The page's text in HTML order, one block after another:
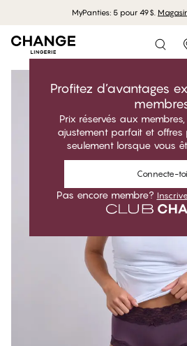
MyPanties: 5 pour 49$.
Profitez d’avantages
Prix réservés aux
ajustement parfait et
seulement lorsque vous
Connecte-toi
Pas encore membre?